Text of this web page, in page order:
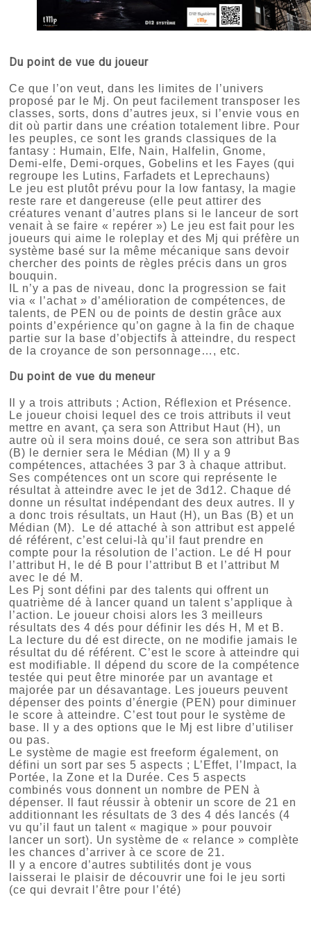
Du point de vue du joueur
Ce que l’on veut, dans les limites de l’univers
proposé par le Mj. On peut facilement transposer les
classes, sorts, dons d’autres jeux, si l’envie vous en
dit où partir dans une création totalement libre. Pour
les peuples, ce sont les grands classiques de la
fantasy : Humain, Elfe, Nain, Halfelin, Gnome,
Demi-elfe, Demi-orques, Gobelins et les Fayes (qui
regroupe les Lutins, Farfadets et Leprechauns)
Le jeu est plutôt prévu pour la low fantasy, la magie
reste rare et dangereuse (elle peut attirer des
créatures venant d’autres plans si le lanceur de sort
venait à se faire « repérer ») Le jeu est fait pour les
joueurs qui aime le roleplay et des Mj qui préfère un
système basé sur la même mécanique sans devoir
chercher des points de règles précis dans un gros
bouquin.
IL n’y a pas de niveau, donc la progression se fait
via « l’achat » d’amélioration de compétences, de
talents, de PEN ou de points de destin grâce aux
points d’expérience qu’on gagne à la fin de chaque
partie sur la base d’objectifs à atteindre, du respect
de la croyance de son personnage…, etc.
Du point de vue du meneur
Il y a trois attributs ; Action, Réflexion et Présence.
Le joueur choisi lequel des ce trois attributs il veut
mettre en avant, ça sera son Attribut Haut (H), un
autre où il sera moins doué, ce sera son attribut Bas
(B) le dernier sera le Médian (M) Il y a 9
compétences, attachées 3 par 3 à chaque attribut.
Ses compétences ont un score qui représente le
résultat à atteindre avec le jet de 3d12. Chaque dé
donne un résultat indépendant des deux autres. Il y
a donc trois résultats, un Haut (H), un Bas (B) et un
Médian (M). Le dé attaché à son attribut est appelé
dé référent, c’est celui-là qu’il faut prendre en
compte pour la résolution de l’action. Le dé H pour
l’attribut H, le dé B pour l’attribut B et l’attribut M
avec le dé M.
Les Pj sont défini par des talents qui offrent un
quatrième dé à lancer quand un talent s’applique à
l’action. Le joueur choisi alors les 3 meilleurs
résultats des 4 dés pour définir les dés H, M et B.
La lecture du dé est directe, on ne modifie jamais le
résultat du dé référent. C’est le score à atteindre qui
est modifiable. Il dépend du score de la compétence
testée qui peut être minorée par un avantage et
majorée par un désavantage. Les joueurs peuvent
dépenser des points d’énergie (PEN) pour diminuer
le score à atteindre. C’est tout pour le système de
base. Il y a des options que le Mj est libre d’utiliser
ou pas.
Le système de magie est freeform également, on
défini un sort par ses 5 aspects ; L’Effet, l’Impact, la
Portée, la Zone et la Durée. Ces 5 aspects
combinés vous donnent un nombre de PEN à
dépenser. Il faut réussir à obtenir un score de 21 en
additionnant les résultats de 3 des 4 dés lancés (4
vu qu’il faut un talent « magique » pour pouvoir
lancer un sort). Un système de « relance » complète
les chances d’arriver à ce score de 21.
Il y a encore d’autres subtilités dont je vous
laisserai le plaisir de découvrir une foi le jeu sorti
(ce qui devrait l’être pour l’été)